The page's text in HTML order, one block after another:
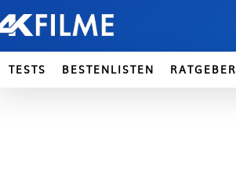
TESTS BESTENLISTEN RATGEBER